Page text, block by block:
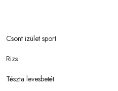
Csont izület sport
Rizs
Tészta levesbetét